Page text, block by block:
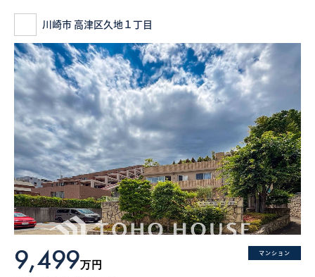
川崎市 高津区久地１丁目
マンション
9,499万円